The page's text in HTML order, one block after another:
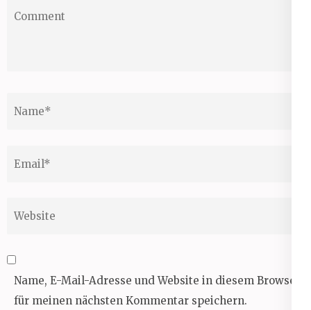
Name, E-Mail-Adresse und Website in diesem Browser
für meinen nächsten Kommentar speichern.